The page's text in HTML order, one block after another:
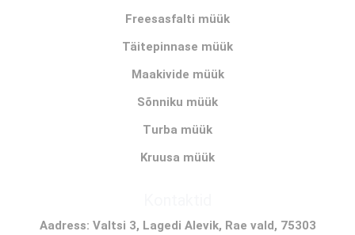
Freesasfalti müük
Täitepinnase müük
Maakivide müük
Sõnniku müük
Turba müük
Kruusa müük
Aadress: Valtsi 3, Lagedi Alevik, Rae vald, 75303